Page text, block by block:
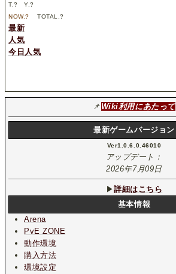
T.? Y.?
NOW.? TOTAL.?
最新
人気
今日人気
📌 Wiki利用にあたって
最新ゲームバージョン
Ver1.0.6.0.46010
アップデート：
2026年7月09日
▶詳細はこちら
基本情報
Arena
PvE ZONE
動作環境
購入方法
環境設定